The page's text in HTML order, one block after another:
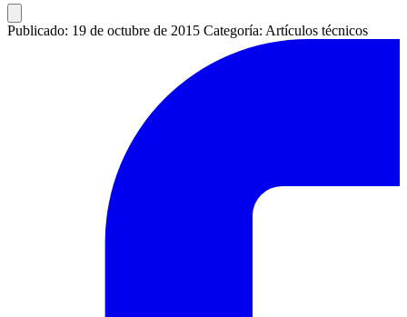
Publicado: 19 de octubre de 2015 Categoría: Artículos técnicos